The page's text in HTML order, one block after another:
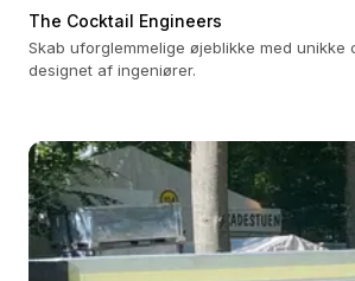
The Cocktail Engineers
Skab uforglemmelige øjeblikke med unikke
designet af ingeniører.